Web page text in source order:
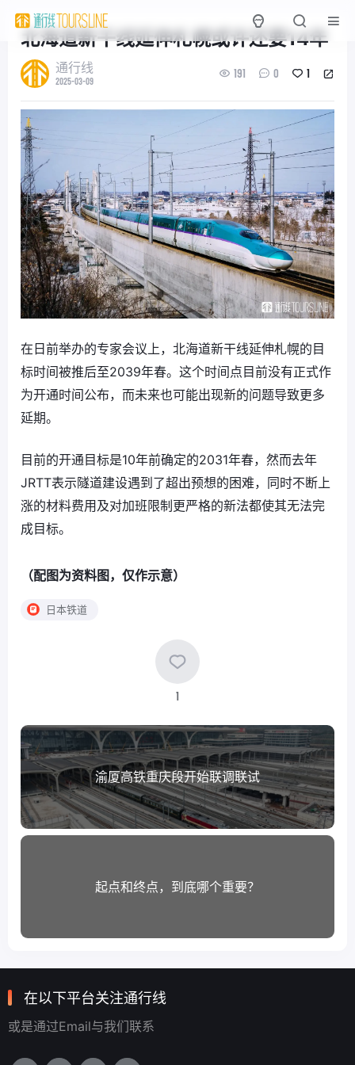
北海道新干线延伸札幌或许还要14年
通行线
2025-03-09
191 0 1
在日前举办的专家会议上，北海道新干线延伸札幌的目
标时间被推后至2039年春。这个时间点目前没有正式作
为开通时间公布，而未来也可能出现新的问题导致更多
延期。
目前的开通目标是10年前确定的2031年春，然而去年
JRTT表示隧道建设遇到了超出预想的困难，同时不断上
涨的材料费用及对加班限制更严格的新法都使其无法完
成目标。
（配图为资料图，仅作示意）
日本铁道
1
渝厦高铁重庆段开始联调联试
起点和终点，到底哪个重要？
在以下平台关注通行线
或是通过Email与我们联系